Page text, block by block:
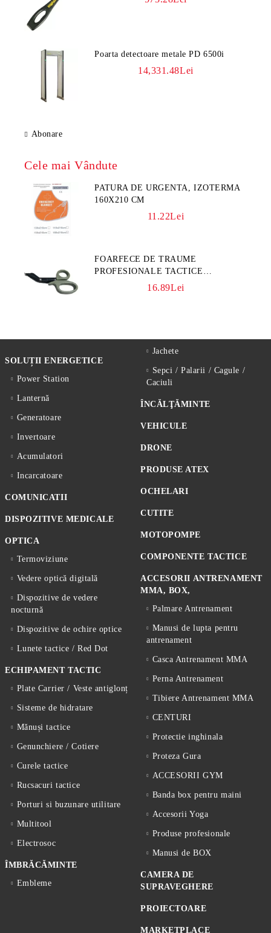
Poarta detectoare metale PD 6500i
14,331.48Lei
Abonare
Cele mai Vândute
PATURA DE URGENTA, IZOTERMA
160X210 CM
11.22Lei
FOARFECE DE TRAUME
PROFESIONALE TACTICE
CULOARE KAKI16.89Lei
SOLUȚII ENERGETICE
Power Station
Lanternă
Generatoare
Invertoare
Acumulatori
Incarcatoare
COMUNICATII
DISPOZITIVE MEDICALE
OPTICA
Termoviziune
Vedere optică digitală
Dispozitive de vedere
nocturnă
Dispozitive de ochire optice
Lunete tactice / Red Dot
ECHIPAMENT TACTIC
Plate Carrier / Veste antiglonț
Sisteme de hidratare
Mănuși tactice
Genunchiere / Cotiere
Curele tactice
Rucsacuri tactice
Porturi si buzunare utilitare
Multitool
Electrosoc
ÎMBRĂCĂMINTE
Embleme
Jachete
Sepci / Palarii / Cagule /
Caciuli
ÎNCĂLŢĂMINTE
VEHICULE
DRONE
PRODUSE ATEX
OCHELARI
CUTITE
MOTOPOMPE
COMPONENTE TACTICE
ACCESORII ANTRENAMENT
MMA, BOX,
Palmare Antrenament
Manusi de lupta pentru
antrenament
Casca Antrenament MMA
Perna Antrenament
Tibiere Antrenament MMA
CENTURI
Protectie inghinala
Proteza Gura
ACCESORII GYM
Banda box pentru maini
Accesorii Yoga
Produse profesionale
Manusi de BOX
CAMERA DE
SUPRAVEGHERE
PROIECTOARE
MARKETPLACE